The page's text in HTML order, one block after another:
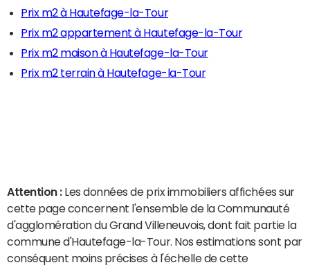
Prix m2 à Hautefage-la-Tour
Prix m2 appartement à Hautefage-la-Tour
Prix m2 maison à Hautefage-la-Tour
Prix m2 terrain à Hautefage-la-Tour
Attention : Les données de prix immobiliers affichées sur
cette page concernent l'ensemble de la Communauté
d'agglomération du Grand Villeneuvois, dont fait partie la
commune d'Hautefage-la-Tour. Nos estimations sont par
conséquent moins précises à l'échelle de cette